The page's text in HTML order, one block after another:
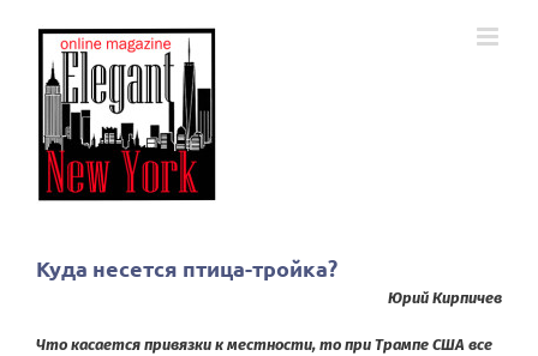
Куда несется птица-тройка?
Юрий Кирпичев
Что касается привязки к местности, то при Трампе США все